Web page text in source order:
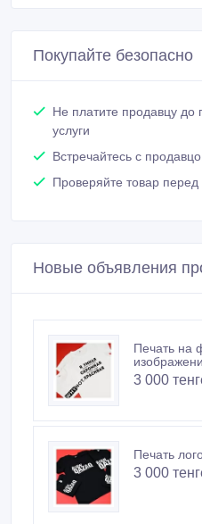
Покупайте безопасно
Не платите продавцу до
услуги
Встречайтесь с
Проверяйте товар перед
Новые объявления
Печать на
3 000
Печать
3 000